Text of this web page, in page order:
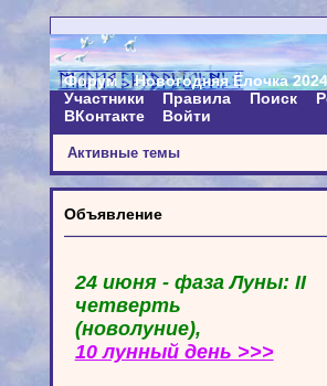
Форум
Новогодняя Ёлочка
Участники
Правила Поиск
ВКонтакте
Войти
Активные темы
Объявление
24 июня - фаза Луны: II
четверть
(новолуние),
10 лунный день >>>